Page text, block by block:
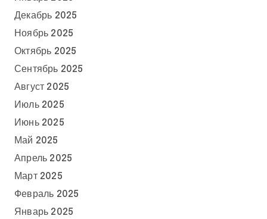
Декабрь 2025
Ноябрь 2025
Октябрь 2025
Сентябрь 2025
Август 2025
Июль 2025
Июнь 2025
Май 2025
Апрель 2025
Март 2025
Февраль 2025
Январь 2025